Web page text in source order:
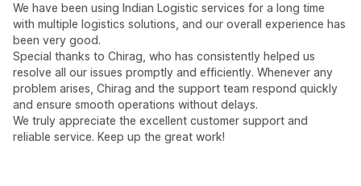
We have been using Indian Logistic services for a long time
with multiple logistics solutions, and our overall experience has
been very good.
Special thanks to Chirag, who has consistently helped us
resolve all our issues promptly and efficiently. Whenever any
problem arises, Chirag and the support team respond quickly
and ensure smooth operations without delays.
We truly appreciate the excellent customer support and
reliable service. Keep up the great work!